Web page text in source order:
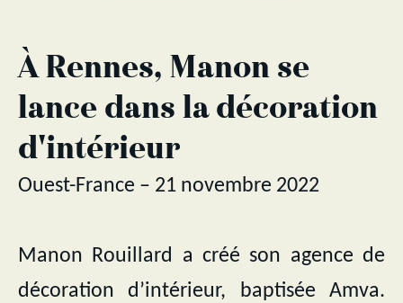
À Rennes, Manon se
lance dans la décoration
d'intérieur
Ouest-France – 21 novembre 2022
Manon Rouillard a créé son agence de
décoration d’intérieur, baptisée Amva.